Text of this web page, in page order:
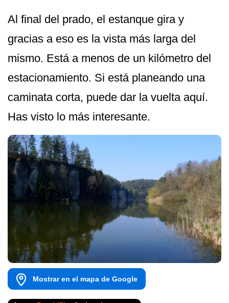
Al final del prado, el estanque gira y
gracias a eso es la vista más larga del
mismo. Está a menos de un kilómetro del
estacionamiento. Si está planeando una
caminata corta, puede dar la vuelta aquí.
Has visto lo más interesante.
Mostrar en el mapa de Google